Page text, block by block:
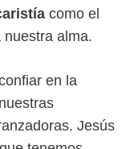
como el
alma.
en la
Jesús